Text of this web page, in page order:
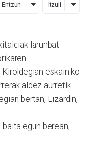
Entzun Itzuli
larunbat
Kiroldegian eskainiko
aldez aurretik
bertan, Lizardin,
baita egun berean,